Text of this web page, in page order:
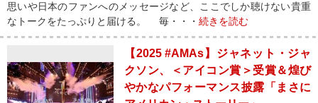
思いや日本のファンへのメッセージなど、ここでしか聴けない貴重
なトークをたっぷりと届ける。 毎・・・ 続きを読む
【2025 #AMAs】ジャネット・ジャ
クソン、＜アイコン賞＞受賞＆煌び
やかなパフォーマンス披露「まさに